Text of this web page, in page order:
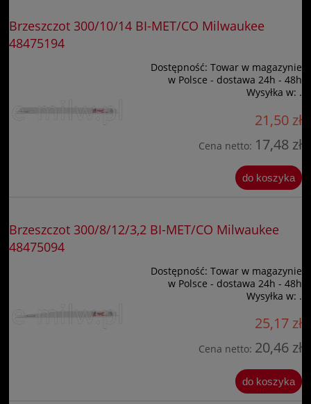
Brzeszczot 300/10/14 BI-MET/CO Milwaukee
48475194
Dostępność: Towar w magazynie
w Polsce - dostawa 24h - 48h
Wysyłka w: .
21,50 zł
Cena netto: 17,48 zł
do koszyka
Brzeszczot 300/8/12/3,2 BI-MET/CO Milwaukee
48475094
Dostępność: Towar w magazynie
w Polsce - dostawa 24h - 48h
Wysyłka w: .
25,17 zł
Cena netto: 20,46 zł
do koszyka